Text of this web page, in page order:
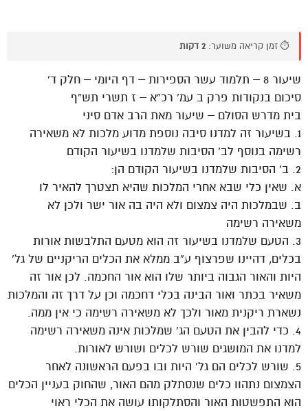
⏱️ זמן קריאה משוער: 2 דקות
שיעור 8 – תלמוד עשר הספירות – דף היומי – חלק ד’
סיכום בנקודות פרק ב עמ’ רכ”א – ז תשרי תש”ף
בית מדרש הסולם – שיעור מאת הרב אדם סיני
1. בשיעור זה למדנו סיבה נוספת מדוע מלכות לא משאירה
רשימה בנוסף לב’ הסיבות שלמדנו בשיעור הקודם
2. ב’ הסיבות שלמדנו בשיעור הקודם הן:
א. שאין כלי שבא אחרי המלכות שהיא תצטרך להאיר לו
ב. שבמלכות היה צמצום ולא היה בה אור ישר ולכן לא
משאירה רשימה
3. הטעם שלמדנו בשיעור זה הוא מטעם התלבשות אורות
בכלים, דהיינו שפרצוף ע”ב ממלא את הכלים הריקניים של גל’
היות והאור הגבוה ביותר שלו הוא אור החכמה. לכן אור זה
משאיר בכתר ואור הבינה בכלי דחכמה וכן על דרך זה והמלכות
נשארת ריקנית מאור ולכך לא משאירה רשימה כי אין ממה.
4. כדי להבין את הטעם הג’ שמלכות אינה משאירה רשימה
למדנו את המושגים שורש לכלים ושורש לאורות.
5. שורש לכלים הם גל’ היות ובו בפעם הראשונה לאחר
הצמצום נתהוו כלים שנסתלק מהם האור, שהחוק בעניין הכלים
הוא התפשטות האור והסתלקותו עושה את הכלי ראוי